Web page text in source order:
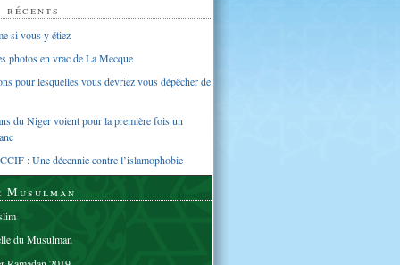
si vous y étiez
photos en vrac de La Mecque
pour lesquelles vous devriez vous dépêcher de
du Niger voient pour la première fois un
: Une décennie contre l’islamophobie
Musulman
du Musulman